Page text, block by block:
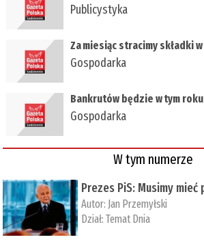
Publicystyka
Za miesiąc stracimy składki w
Gospodarka
Bankrutów będzie w tym
Gospodarka
W tym numerze
Prezes PiS: Musimy
Autor: Jan Przemyłski
Dział:Temat Dnia